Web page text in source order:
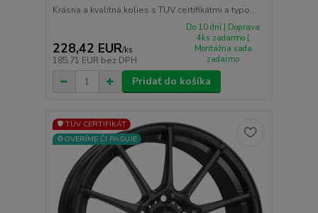
Krásna a kvalitná kolies s TUV certifikátmi a typo...
228,42 EUR/ks
185,71 EUR bez DPH
Do 10 dní | Doprava
4ks zadarmo |
Montážna sada
zadarmo
Pridať do košíka
🛡️ TÜV CERTIFIKÁT
⚙️OVERÍME ČI PASUJE